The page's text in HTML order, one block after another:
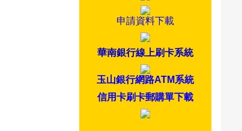
申請資料下載
華南銀行線上刷卡系統
玉山銀行網路ATM系統
信用卡刷卡郵購單下載